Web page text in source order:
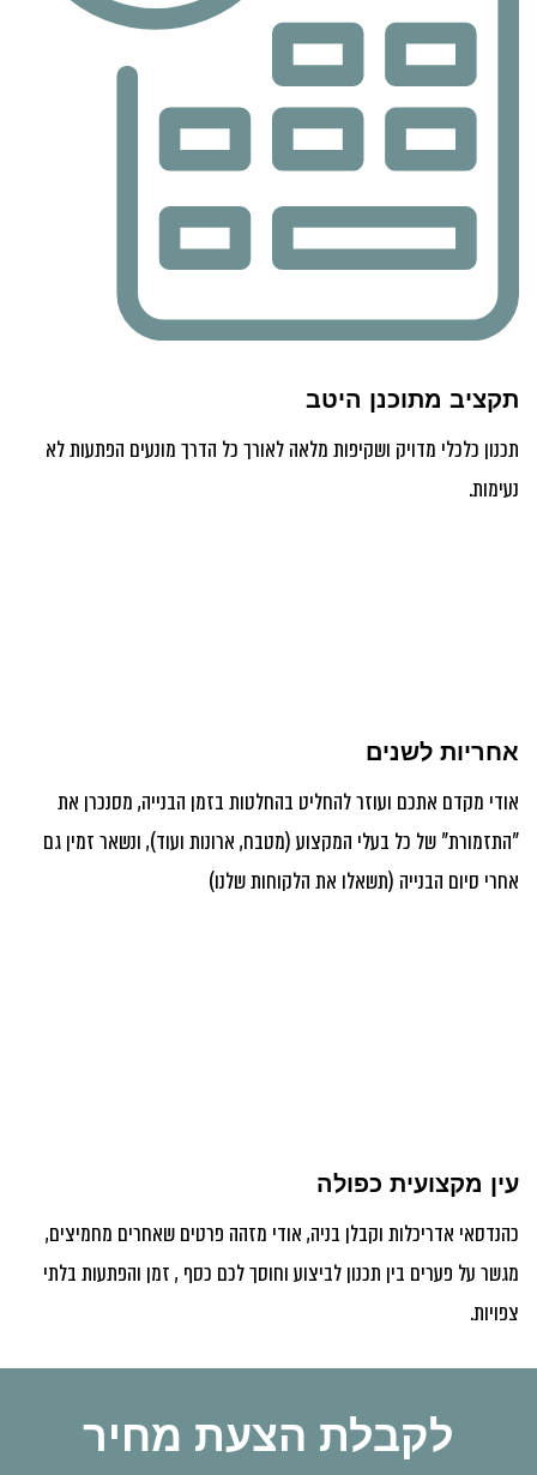
תקציב מתוכנן היטב
תכנון כלכלי מדויק ושקיפות מלאה לאורך כל הדרך מונעים הפתעות לא
נעימות.
אחריות לשנים
אודי מקדם אתכם ועוזר להחליט בהחלטות בזמן הבנייה, מסנכרן את
"התזמורת" של כל בעלי המקצוע (מטבח, ארונות ועוד), ונשאר זמין גם
אחרי סיום הבנייה (תשאלו את הלקוחות שלנו)
עין מקצועית כפולה
כהנדסאי אדריכלות וקבלן בניה, אודי מזהה פרטים שאחרים מחמיצים,
מגשר על פערים בין תכנון לביצוע וחוסך לכם כסף , זמן והפתעות בלתי
צפויות.
לקבלת הצעת מחיר